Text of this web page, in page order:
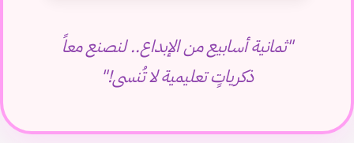
"ثمانية أسابيع من الإبداع.. لنصنع معاً
ذكرياتٍ تعليمية لا تُنسى!"